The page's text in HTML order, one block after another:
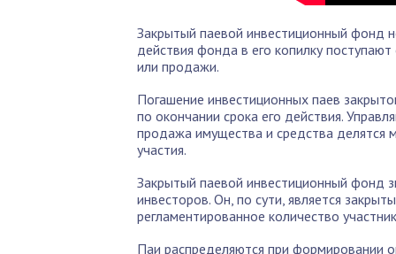
Закрытый паевой инвестиционный фонд
действия фонда в его копилку
или продажи.
Погашение инвестиционных паев
по окончании срока его действия.
продажа имущества и средства делятся
участия.
Закрытый паевой инвестиционный фонд
инвесторов. Он, по сути, является
регламентированное количество
Паи распределяются при формировании